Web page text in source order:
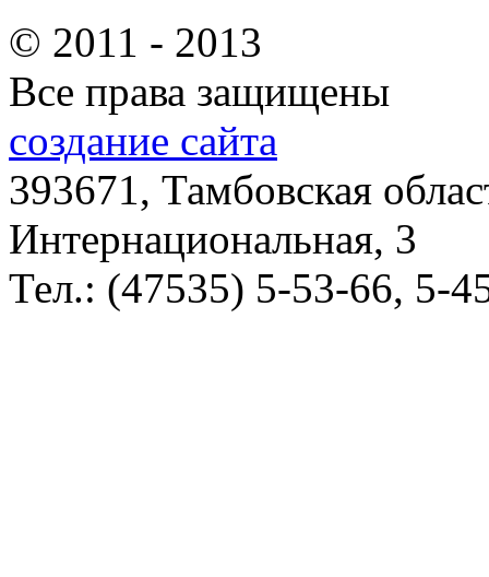
© 2011 - 2013
Все права защищены
создание сайта
393671, Тамбовская
Интернациональная, 3
Тел.: (47535) 5-53-66, 5-